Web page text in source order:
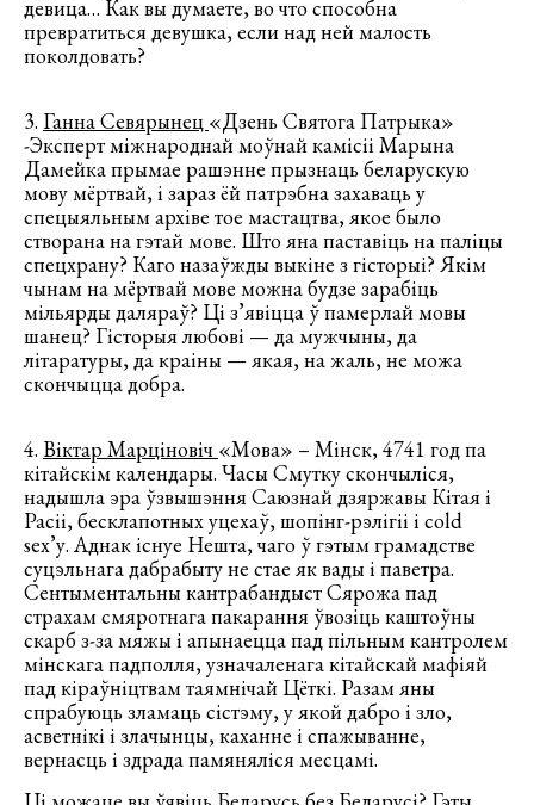
девица… Как вы думаете, во что способна
превратиться девушка, если над ней малость
поколдовать?
3. Ганна Севярынец «Дзень Святога Патрыка»
-Эксперт міжнароднай моўнай камісіі Марына
Дамейка прымае рашэнне прызнаць беларускую
мову мёртвай, і зараз ёй патрэбна захаваць у
спецыяльным архіве тое мастацтва, якое было
створана на гэтай мове. Што яна паставіць на паліцы
спецхрану? Каго назаўжды выкіне з гісторыі? Якім
чынам на мёртвай мове можна будзе зарабіць
мільярды даляраў? Ці з’явіцца ў памерлай мовы
шанец? Гісторыя любові — да мужчыны, да
літаратуры, да краіны — якая, на жаль, не можа
скончыцца добра.
4. Віктар Марціновіч «Мова» – Мінск, 4741 год па
кітайскім календары. Часы Смутку скончыліся,
надышла эра ўзвышэння Саюзнай дзяржавы Кітая і
Расіі, бесклапотных уцехаў, шопінг-рэлігіі і cold
sex’у. Аднак існуе Нешта, чаго ў гэтым грамадстве
суцэльнага дабрабыту не стае як вады і паветра.
Сентыментальны кантрабандыст Сярожа пад
страхам смяротнага пакарання ўвозіць каштоўны
скарб з-за мяжы і апынаецца пад пільным кантролем
мінскага падполля, узначаленага кітайскай мафіяй
пад кіраўніцтвам таямнічай Цёткі. Разам яны
спрабуюць зламаць сістэму, у якой дабро і зло,
асветнікі і злачынцы, каханне і спажыванне,
вернасць і здрада памяняліся месцамі.